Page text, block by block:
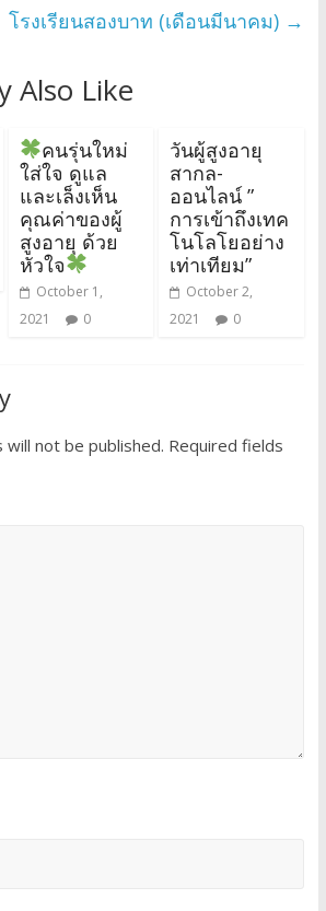
โรงเรียนสองบาท (เดือนมีนาคม) →
Also Like
คนรุ่นใหม่
ใส่ใจ ดูแล
และเล็งเห็น
คุณค่าของผู้
สูงอายุ ด้วย
หัวใจ
October 1,
2021
0
วันผู้สูงอายุ
สากล-
ออนไลน์ ”
การเข้าถึงเทค
โนโลโยอย่าง
เท่าเทียม”
October 2,
2021
0
will not be published. Required fields